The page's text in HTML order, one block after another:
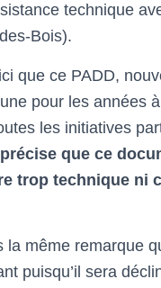
technique
Bois).
que ce PADD,
pour les années
les initiatives
que ce
trop technique ni
la même remarque
puisqu’il sera